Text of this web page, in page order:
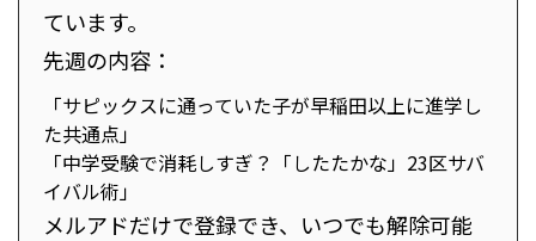
ています。
先週の内容：
「サピックスに通っていた子が早稲田以上に進学し
た共通点」
「中学受験で消耗しすぎ？「したたかな」23区サバ
イバル術」
メルアドだけで登録でき、いつでも解除可能